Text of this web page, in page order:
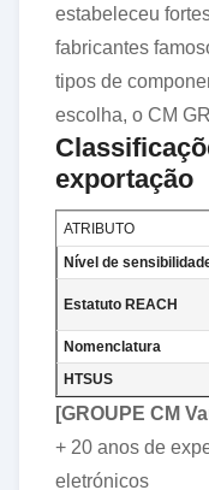
estabeleceu
fabricantes
tipos de
escolha, o CM
exportação
ATRIBUTO
Nível de
Estatuto REACH
Nomenclatura
HTSUS
[GROUPE CM
+ 20 anos de
eletrónicos